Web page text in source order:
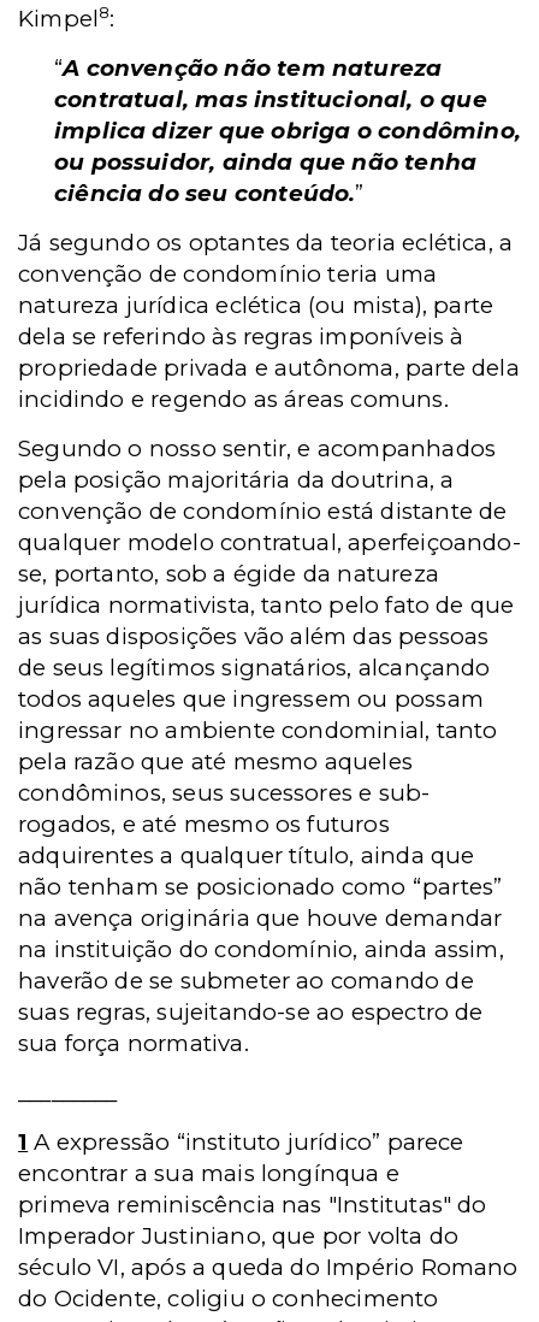
Kimpel8:
“A convenção não tem natureza
contratual, mas institucional, o que
implica dizer que obriga o condômino,
ou possuidor, ainda que não tenha
ciência do seu conteúdo.”
Já segundo os optantes da teoria eclética, a
convenção de condomínio teria uma
natureza jurídica eclética (ou mista), parte
dela se referindo às regras imponíveis à
propriedade privada e autônoma, parte dela
incidindo e regendo as áreas comuns.
Segundo o nosso sentir, e acompanhados
pela posição majoritária da doutrina, a
convenção de condomínio está distante de
qualquer modelo contratual, aperfeiçoando-
se, portanto, sob a égide da natureza
jurídica normativista, tanto pelo fato de que
as suas disposições vão além das pessoas
de seus legítimos signatários, alcançando
todos aqueles que ingressem ou possam
ingressar no ambiente condominial, tanto
pela razão que até mesmo aqueles
condôminos, seus sucessores e sub-
rogados, e até mesmo os futuros
adquirentes a qualquer título, ainda que
não tenham se posicionado como “partes”
na avença originária que houve demandar
na instituição do condomínio, ainda assim,
haverão de se submeter ao comando de
suas regras, sujeitando-se ao espectro de
sua força normativa.
1 A expressão “instituto jurídico” parece
encontrar a sua mais longínqua e
primeva reminiscência nas "Institutas" do
Imperador Justiniano, que por volta do
século VI, após a queda do Império Romano
do Ocidente, coligiu o conhecimento